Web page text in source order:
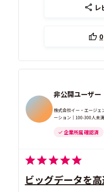
レ
0
非公開ユーザー
株式会社イー・エージェ
ーション｜100-300人未
企業所属 確認済
ビッグデータを